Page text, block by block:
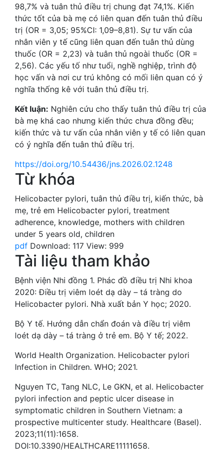
98,7% và tuân thủ điều trị chung đạt 74,1%. Kiến
thức tốt của bà mẹ có liên quan đến tuân thủ điều
trị (OR = 3,05; 95%CI: 1,09–8,81). Sự tư vấn của
nhân viên y tế cũng liên quan đến tuân thủ dùng
thuốc (OR = 2,23) và tuân thủ ngoài thuốc (OR =
2,56). Các yếu tố như tuổi, nghề nghiệp, trình độ
học vấn và nơi cư trú không có mối liên quan có ý
nghĩa thống kê với tuân thủ điều trị.
Kết luận: Nghiên cứu cho thấy tuân thủ điều trị của
bà mẹ khá cao nhưng kiến thức chưa đồng đều;
kiến thức và tư vấn của nhân viên y tế có liên quan
có ý nghĩa đến tuân thủ điều trị.
https://doi.org/10.54436/jns.2026.02.1248
Từ khóa
Helicobacter pylori, tuân thủ điều trị, kiến thức, bà
mẹ, trẻ em Helicobacter pylori, treatment
adherence, knowledge, mothers with children
under 5 years old, children
pdf Download: 117 View: 999
Tài liệu tham khảo
Bệnh viện Nhi đồng 1. Phác đồ điều trị Nhi khoa
2020: Điều trị viêm loét dạ dày – tá tràng do
Helicobacter pylori. Nhà xuất bản Y học; 2020.
Bộ Y tế. Hướng dẫn chẩn đoán và điều trị viêm
loét dạ dày – tá tràng ở trẻ em. Bộ Y tế; 2022.
World Health Organization. Helicobacter pylori
Infection in Children. WHO; 2021.
Nguyen TC, Tang NLC, Le GKN, et al. Helicobacter
pylori infection and peptic ulcer disease in
symptomatic children in Southern Vietnam: a
prospective multicenter study. Healthcare (Basel).
2023;11(11):1658.
DOI:10.3390/HEALTHCARE11111658.